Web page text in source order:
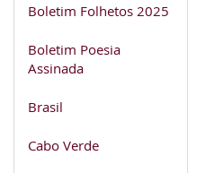
Boletim Folhetos 2025
Boletim Poesia
Assinada
Brasil
Cabo Verde